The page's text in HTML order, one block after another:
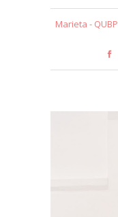
Marieta - QUBP